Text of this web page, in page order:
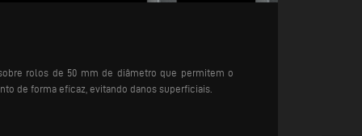
rolos de 50 mm de diâmetro que permitem o
de forma eficaz, evitando danos superficiais.